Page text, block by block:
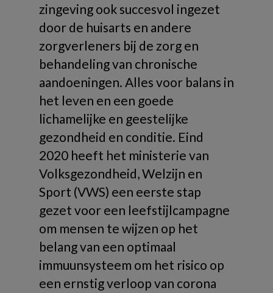
zingeving ook succesvol ingezet
door de huisarts en andere
zorgverleners bij de zorg en
behandeling van chronische
aandoeningen. Alles voor balans in
het leven en een goede
lichamelijke en geestelijke
gezondheid en conditie. Eind
2020 heeft het ministerie van
Volksgezondheid, Welzijn en
Sport (VWS) een eerste stap
gezet voor een leefstijlcampagne
om mensen te wijzen op het
belang van een optimaal
immuunsysteem om het risico op
een ernstig verloop van corona